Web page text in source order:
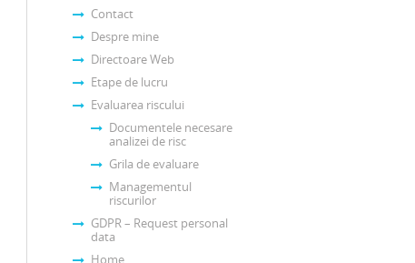
Contact
Despre mine
Directoare Web
Etape de lucru
Evaluarea riscului
Documentele necesare
analizei de risc
Grila de evaluare
Managementul
riscurilor
GDPR – Request personal
data
Home